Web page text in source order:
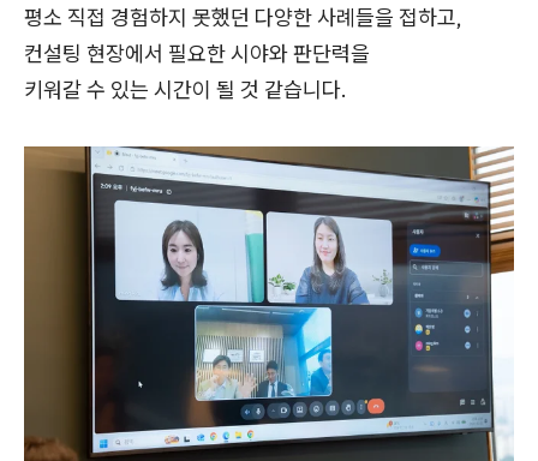
평소 직접 경험하지 못했던 다양한 사례들을 접하고,
컨설팅 현장에서 필요한 시야와 판단력을
키워갈 수 있는 시간이 될 것 같습니다.